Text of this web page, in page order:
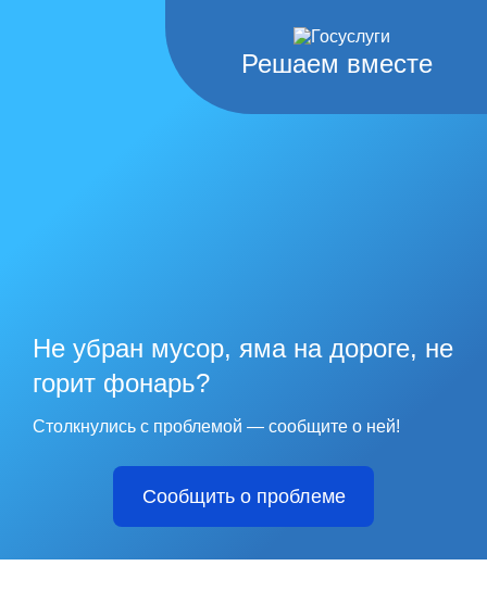
Решаем вместе
Не убран мусор, яма на дороге, не
горит фонарь?
Столкнулись с проблемой — сообщите о ней!
Сообщить о проблеме